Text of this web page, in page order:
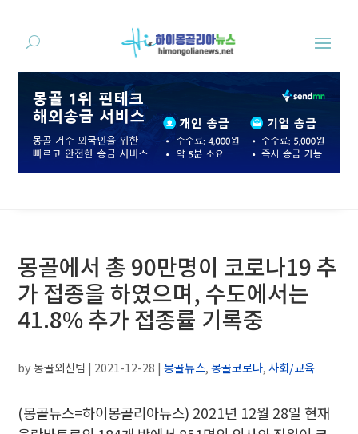
몽골에서 총 90만명이 코로나19 추
가 접종을 하였으며, 수도에서는
41.8% 추가 접종률 기록중
by몽골외신팀 | 2021-12-28 |몽골뉴스,몽골코로나,사회/교육
(몽골뉴스=하이몽골리아뉴스) 2021년 12월 28일 현재